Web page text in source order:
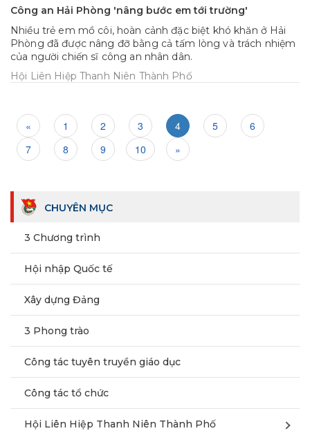
Công an Hải Phòng 'nâng bước em tới trường'
Nhiều trẻ em mồ côi, hoàn cảnh đặc biệt khó khăn ở Hải
Phòng đã được nâng đỡ bằng cả tấm lòng và trách nhiệm
của người chiến sĩ công an nhân dân.
Hội Liên Hiệp Thanh Niên Thành Phố
« 1 2 3 4 5
6
7
8 9 10 »
CHUYÊN MỤC
3 Chương trình
Hội nhập Quốc tế
Xây dựng Đảng
3 Phong trào
Công tác tuyên truyền giáo dục
Công tác tổ chức
Hội Liên Hiệp Thanh Niên Thành Phố